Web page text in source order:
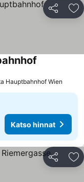
Jaa
Hauptbahnhof Wien
Katso hinnat
Jaa